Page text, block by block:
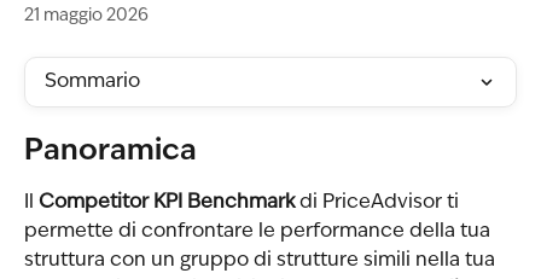
21 maggio 2026
Sommario
Panoramica
Competitor KPI Benchmark di PriceAdvisor ti
permette di confrontare le performance della tua
struttura con un gruppo di strutture simili nella tua